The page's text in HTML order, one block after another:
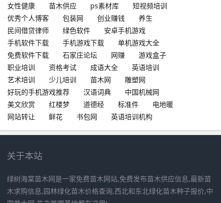
女性健康
苗木供应 ps素材库
短视频培训
优秀个人博客
包装网 创业赚钱
养生
民间借贷律师
绿色软件
安卓手机游戏
手机软件下载
手机游戏下载
单机游戏大全
免费软件下载
石家庄论坛 网赚
游戏盒子
职业培训
资格考试 成语大全
英语培训
艺术培训
少儿培训 苗木网
雕塑网
好玩的手机游戏推荐
汉语词典
中国机械网
美文欣赏
红楼梦 道德经 标准件
电地暖
网站转让
鲜花 书包网 英语培训机构
关于本站
绿树海棠苗木网是一家免费苗木网站,免费发布苗木供应信息,最新苗
木求购信息,园林绿化苗木价格查询,西北和东北绿化苗木种子报价,中